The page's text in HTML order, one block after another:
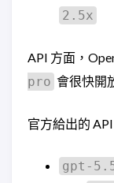
2.5x
API 方面，
pro 會很快開
官方給出的 API
gpt-